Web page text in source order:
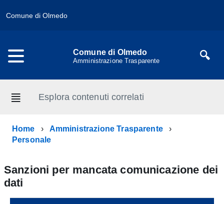
Comune di Olmedo
Comune di Olmedo
Amministrazione Trasparente
Esplora contenuti correlati
Home
Amministrazione Trasparente
Personale
Sanzioni per mancata comunicazione dei
dati